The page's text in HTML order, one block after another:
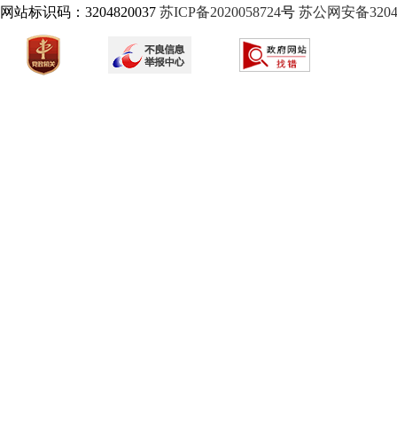
网站标识码：3204820037 苏ICP备2020058724号 苏公网安备